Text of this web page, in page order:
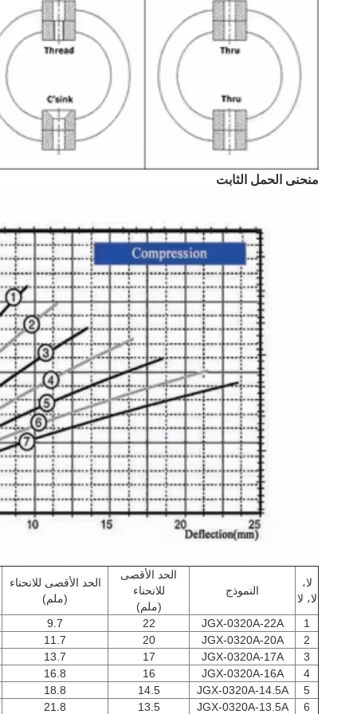
منحنى الحمل الثابت
لا،
لا، لا
النموذج
الحد الأقصى
للانحناء
(ملم)
الحد الأقصى للانحناء
(ملم)
1
JGX-0320A-22A
22
9.7
2
JGX-0320A-20A
20
11.7
3
JGX-0320A-17A
17
13.7
4
JGX-0320A-16A
16
16.8
5
JGX-0320A-14.5A
14.5
18.8
6
JGX-0320A-13.5A
13.5
21.8